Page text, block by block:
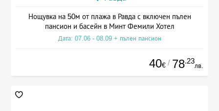
Нощувка на 50м от плажа в Равда с включен пълен
пансион и басейн в Минт Фемили Хотел
Дата: 07.06 - 08.09 + пълен пансион
40€ / 78.23
лв.